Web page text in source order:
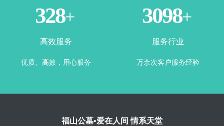
365+
高效服务
优质、高效，用心服务
3500+
服务行业
万余次客户服务经验
福山公墓•爱在人间 情系天堂